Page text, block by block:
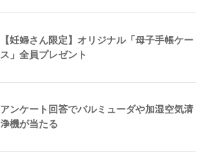
【妊婦さん限定】オリジナル「母子手帳ケー
ス」全員プレゼント
アンケート回答でバルミューダや加湿空気清
浄機が当たる